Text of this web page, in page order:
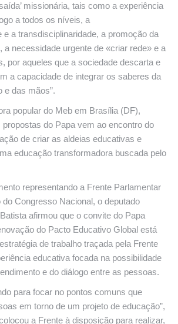
missionária, tais como a experiência
a todos os níveis, a
e a transdisciplinaridade, a promoção da
a necessidade urgente de «criar rede» e a
por aqueles que a sociedade descarta e
a capacidade de integrar os saberes da
e das mãos”.
popular do Meb em Brasília (DF),
do Papa vem ao encontro do
de criar as aldeias educativas e
educação transformadora buscada pelo
representando a Frente Parlamentar
Congresso Nacional, o deputado
afirmou que o convite do Papa
do Pacto Educativo Global está
de trabalho traçada pela Frente
educativa focada na possibilidade
e do diálogo entre as pessoas.
para focar no pontos comuns que
em torno de um projeto de educação”,
a Frente à disposição para realizar,